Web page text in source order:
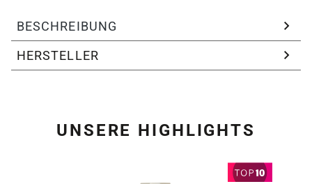
BESCHREIBUNG
HERSTELLER
UNSERE HIGHLIGHTS